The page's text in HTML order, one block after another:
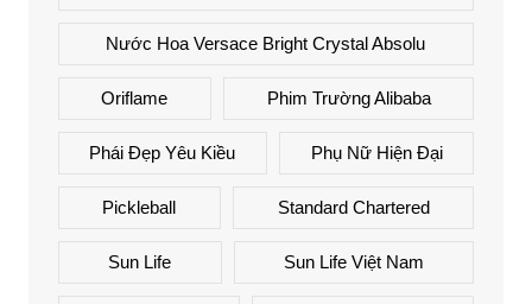
Nước Hoa Versace Bright Crystal Absolu
Oriflame Phim Trường Alibaba
Phái Đẹp Yêu Kiều Phụ Nữ Hiện Đại
Pickleball Standard Chartered
Sun Life Sun Life Việt Nam